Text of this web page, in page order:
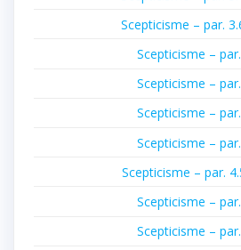
Scepticisme – par.
Scepticisme –
Scepticisme –
Scepticisme –
Scepticisme –
Scepticisme – par.
Scepticisme –
Scepticisme –